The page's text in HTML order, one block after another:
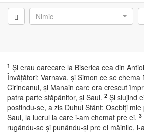
Nimic
1 Şi erau oarecare la Biserica cea din
Învăţători; Varnava, şi Simon ce se chema
Cirineanul, şi Manain care era crescut
patra parte stăpânitor, şi Saul. 2 Şi slujind
postindu-se, a zis Duhul Sfânt: Osebiţi
Saul, la lucrul la care i-am chemat pre ei. 3
rugându-se şi punându-şi pre ei mâinile, i-